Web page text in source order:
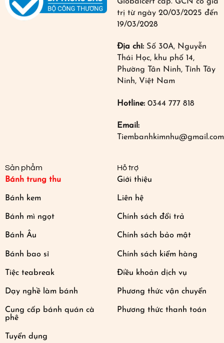
Globalcert cấp. GCN có giá
trị từ ngày 20/03/2025 đến
19/03/2028
Địa chỉ: Số 30A, Nguyễn
Thái Học, khu phố 14,
Phường Tân Ninh, Tỉnh Tây
Ninh, Việt Nam
Hotline: 0344 777 818
Email:
Tiembanhkimnhu@gmail.com
Sản phẩm
Bánh trung thu
Bánh kem
Bánh mì ngọt
Bánh Âu
Bánh bao sỉ
Tiệc teabreak
Dạy nghề làm bánh
Cung cấp bánh quán cà
phê
Tuyển dụng
Hỗ trợ
Giới thiệu
Liên hệ
Chính sách đổi trả
Chính sách bảo mật
Chính sách kiểm hàng
Điều khoản dịch vụ
Phương thức vận chuyển
Phương thức thanh toán